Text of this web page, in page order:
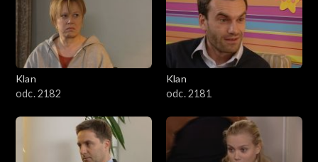
1401–1500
1301–1400
1201–1300
1101–1200
Klan
odc. 2182
Klan
odc. 2181